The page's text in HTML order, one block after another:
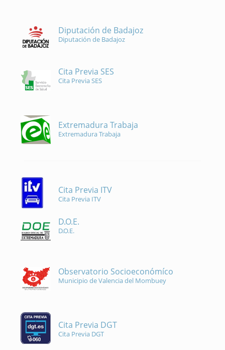
Diputación de Badajoz
Diputación de Badajoz
Cita Previa SES
Cita Previa SES
Extremadura Trabaja
Extremadura Trabaja
Cita Previa ITV
Cita Previa ITV
D.O.E.
D.O.E.
Observatorio Socioeconómíco
Municipio de Valencia del Mombuey
Cita Previa DGT
Cita Previa DGT